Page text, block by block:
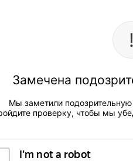
Замечена
Мы заметили
проверку, чтобы мы